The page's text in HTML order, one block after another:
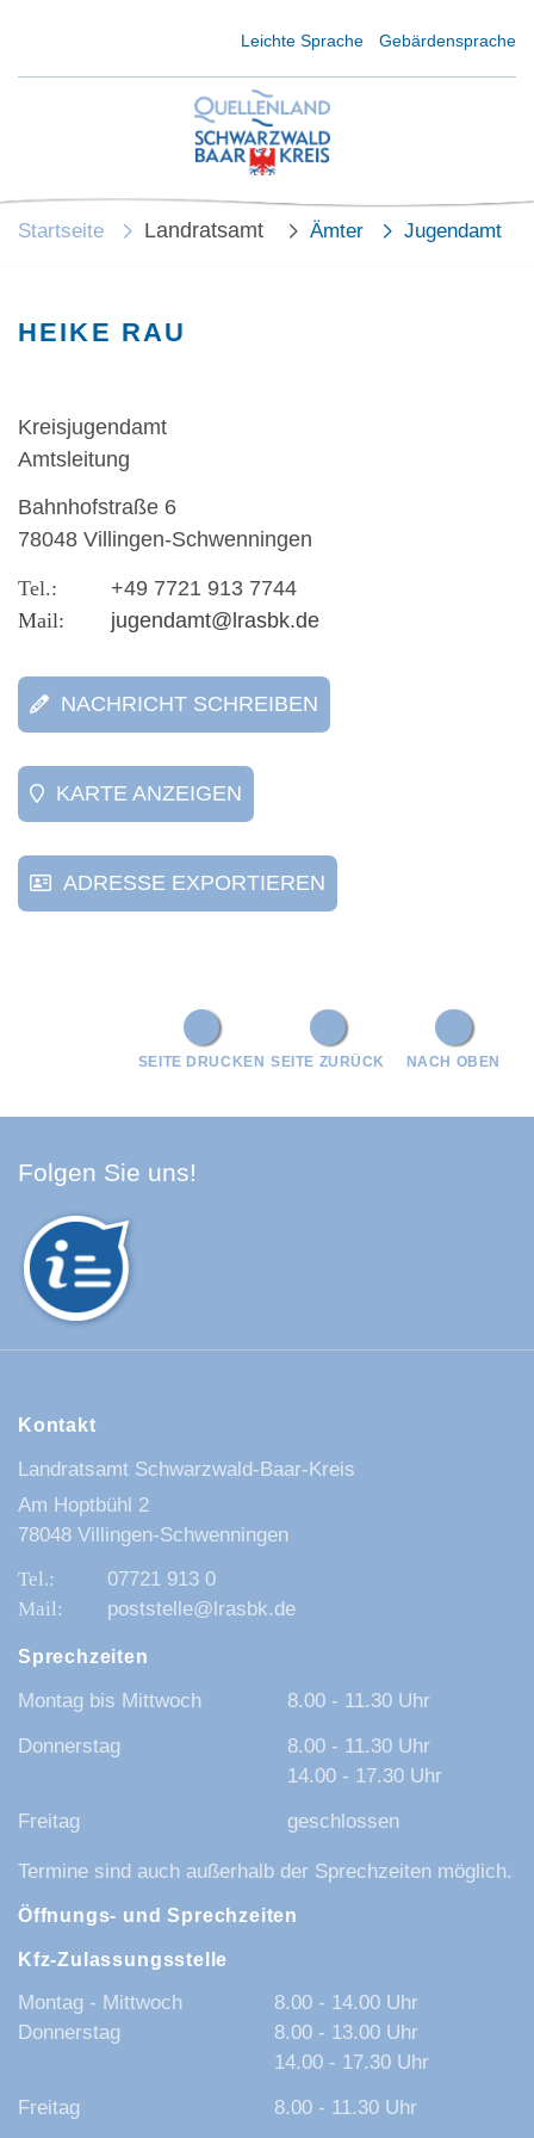
Leichte Sprache Gebärdensprache
Startseite Landratsamt Ämter Jugendamt
HEIKE RAU
Kreisjugendamt
Amtsleitung
Bahnhofstraße 6
78048 Villingen-Schwenningen
+49 7721 913 7744
jugendamt@lrasbk.de
NACHRICHT SCHREIBEN
KARTE ANZEIGEN
ADRESSE EXPORTIEREN
NACH OBEN
SEITE ZURÜCK
SEITE DRUCKEN
Folgen Sie uns!
Kontakt
Landratsamt Schwarzwald-Baar-Kreis
Am Hoptbühl 2
78048 Villingen-Schwenningen
07721 913 0
poststelle@lrasbk.de
Sprechzeiten
Montag bis Mittwoch
8.00 - 11.30 Uhr
Donnerstag
8.00 - 11.30 Uhr
14.00 - 17.30 Uhr
Freitag
geschlossen
Termine sind auch außerhalb der Sprechzeiten möglich.
Öffnungs- und Sprechzeiten
Kfz-Zulassungsstelle
Montag - Mittwoch
8.00 - 14.00 Uhr
Donnerstag
8.00 - 13.00 Uhr
14.00 - 17.30 Uhr
Freitag
8.00 - 11.30 Uhr